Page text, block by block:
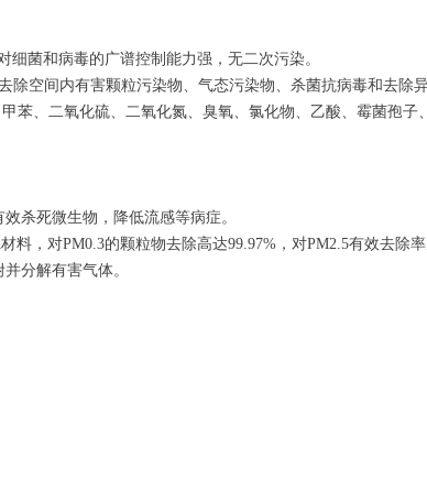
细菌和病毒的广谱控制能力强，无二次污染。
除空间内有害颗粒污染物、气态污染物、杀菌抗病毒和去除异
苯、二氧化硫、二氧化氮、臭氧、氯化物、乙酸、霉菌孢子
杀死微生物，降低流感等病症。
，对PM0.3的颗粒物去除高达99.97%，对PM2.5有效去除率
分解有害气体。